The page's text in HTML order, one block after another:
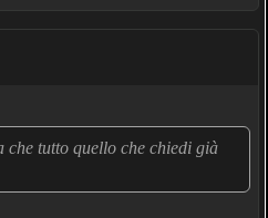
tutto quello che chiedi già